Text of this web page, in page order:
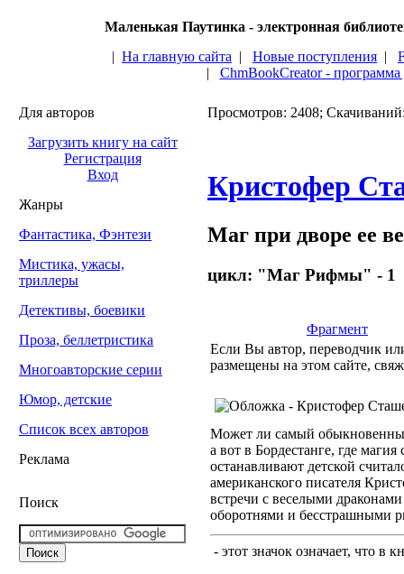
Маленькая Паутинка - электронная
| На главную сайта | Новые поступления |
| ChmBookCreator -
Для авторов
Загрузить книгу на сайт
Регистрация
Вход
Жанры
Фантастика, Фэнтези
Мистика, ужасы,
триллеры
Детективы, боевики
Проза, беллетристика
Многоавторские серии
Юмор, детские
Список всех авторов
Реклама
Поиск
Просмотров: 2408;
Кристофер
Маг при дворе ее
цикл: "Маг Рифмы" - 1
Фрагмент
Если Вы автор, переводчик
размещены на этом сайте,
Может ли самый
а вот в Бордестанге, где
останавливают детской
американского писателя
встречи с веселыми
оборотнями и бесстрашными
- этот значок означает, что в